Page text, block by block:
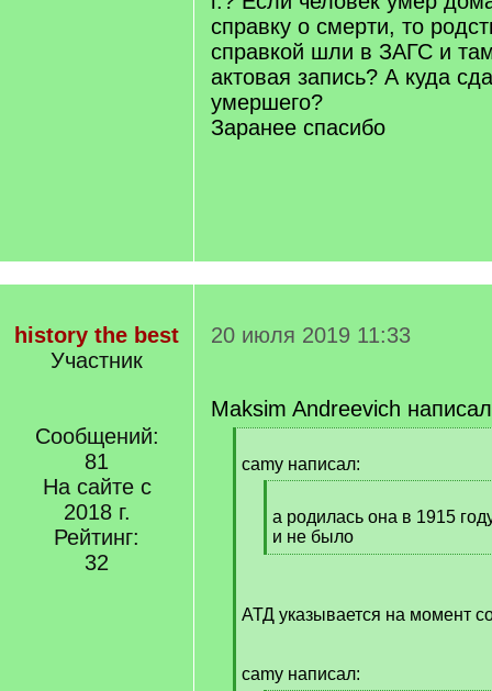
справку о смерти, то
справкой шли в ЗАГС и
актовая запись? А куда
умершего?
Заранее спасибо
history the best
Участник
Сообщений:
81
На сайте с
2018 г.
Рейтинг:
32
20 июля 2019 11:33
Maksim Andreevich
q
camy написал:
q
]
а родилась она в 1915
и не было
[
]
АТД указывается на момент
camy написал: